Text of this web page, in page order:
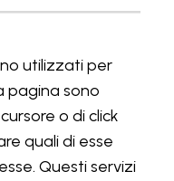
utilizzati per
pagina sono
o di click
quali di esse
Questi servizi